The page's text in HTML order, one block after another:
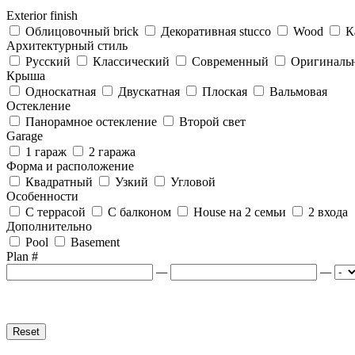
Exterior finish
Облицовочный brick
Декоративная stucco Wood
Архитектурный стиль
Русский
Классический Современный
Крыша
Односкатная
Двускатная Плоская
Вальмовая
Остекление
Панорамное остекление
Второй свет
Garage
1 гараж
2 гаража
Форма и расположение
Квадратный
Узкий
Угловой
Особенности
С террасой
С балконом House на 2 семьи
2 входа
Дополнительно
Pool
Basement
Plan #
—
—